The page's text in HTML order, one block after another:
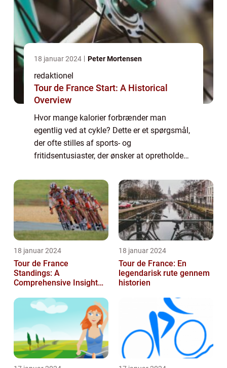
18 januar 2024 Peter Mortensen
redaktionel
Tour de France Start: A Historical
Overview
Hvor mange kalorier forbrænder man
egentlig ved at cykle? Dette er et spørgsmål,
der ofte stilles af sports- og
fritidsentusiaster, der ønsker at opretholde
dette emne grundigt og give dig en god
fors...
18 januar 2024
Tour de France
Standings: A
Comprehensive Insight
Race
18 januar 2024
Tour de France: En
legendarisk rute gennem
historien